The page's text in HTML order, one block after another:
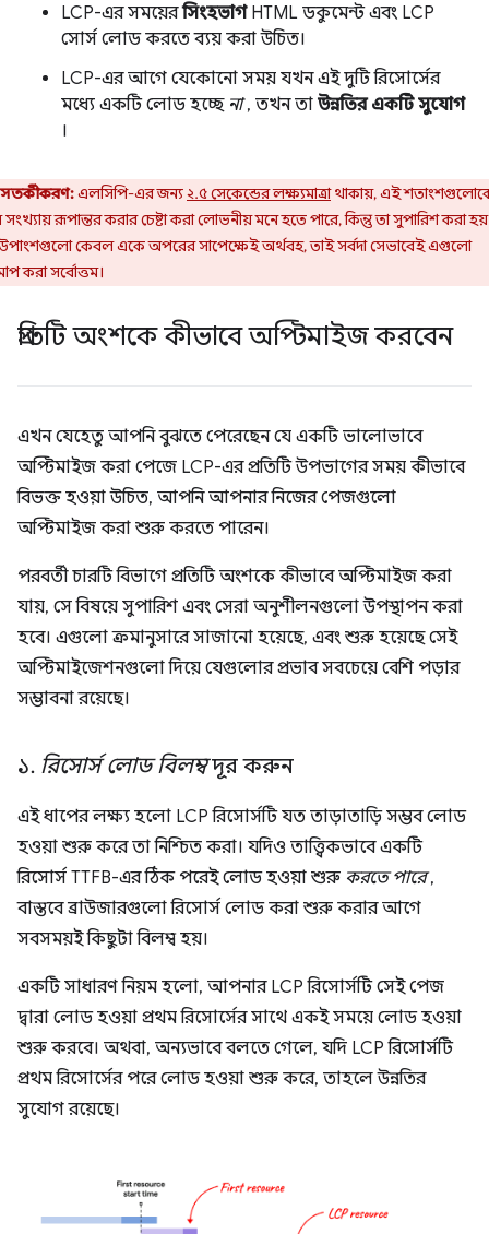
LCP-এর সময়েরসিংহভাগHTML ডকুমেন্ট এবং LCP
সোর্স লোড করতে ব্যয় করা উচিত।
LCP-এর আগে যেকোনো সময় যখন এই দুটি রিসোর্সের
মধ্যে একটি লোড হচ্ছে না, তখন তা উন্নতির একটি সুযোগ
।
সতর্কীকরণ:এলসিপি-এর জন্য২.৫ সেকেন্ডের লক্ষ্যমাত্রাথাকায়, এই
রূপান্তর করার চেষ্টা করা লোভনীয় মনে হতে পারে, কিন্তু তা সুপারিশ করা হয়
কেবল একে অপরের সাপেক্ষেই অর্থবহ, তাই সর্বদা সেভাবেই এগুলো
করা সর্বোত্তম।
প্রতিটি অংশকে কীভাবে অপ্টিমাইজ করবেন
এখন যেহেতু আপনি বুঝতে পেরেছেন যে একটি ভালোভাবে
অপ্টিমাইজ করা পেজে LCP-এর প্রতিটি উপভাগের সময় কীভাবে
বিভক্ত হওয়া উচিত, আপনি আপনার নিজের পেজগুলো
অপ্টিমাইজ করা শুরু করতে পারেন।
পরবর্তী চারটি বিভাগে প্রতিটি অংশকে কীভাবে অপ্টিমাইজ করা
যায়, সে বিষয়ে সুপারিশ এবং সেরা অনুশীলনগুলো উপস্থাপন করা
হবে। এগুলো ক্রমানুসারে সাজানো হয়েছে, এবং শুরু হয়েছে সেই
অপ্টিমাইজেশনগুলো দিয়ে যেগুলোর প্রভাব সবচেয়ে বেশি পড়ার
সম্ভাবনা রয়েছে।
১. রিসোর্স লোড বিলম্বদূর করুন
এই ধাপের লক্ষ্য হলো LCP রিসোর্সটি যত তাড়াতাড়ি সম্ভব লোড
হওয়া শুরু করে তা নিশ্চিত করা। যদিও তাত্ত্বিকভাবে একটি
রিসোর্স TTFB-এর ঠিক পরেই লোড হওয়া শুরু করতে পারে,
বাস্তবে ব্রাউজারগুলো রিসোর্স লোড করা শুরু করার আগে
সবসময়ই কিছুটা বিলম্ব হয়।
একটি সাধারণ নিয়ম হলো, আপনার LCP রিসোর্সটি সেই পেজ
দ্বারা লোড হওয়া প্রথম রিসোর্সের সাথে একই সময়ে লোড হওয়া
শুরু করবে। অথবা, অন্যভাবে বলতে গেলে, যদি LCP রিসোর্সটি
প্রথম রিসোর্সের পরে লোড হওয়া শুরু করে, তাহলে উন্নতির
সুযোগ রয়েছে।